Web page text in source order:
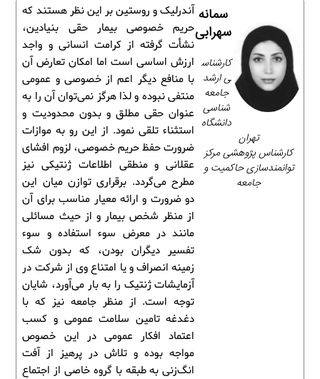
آندرلیک و روستین بر این نظر هستند که
حریم خصوصی بیمار حقی بنیادین،
نشأت گرفته از کرامت انسانی و واجد
ارزش اساسی است اما امکان تعارض آن
با منافع دیگر اعم از خصوصی و عمومی
منتفی نبوده و لذا هرگز نمی‌توان آن را به
عنوان حقی مطلق و بدون محدودیت و
استثناء تلقی نمود. از این رو به موازات
ضرورت حفظ حریم خصوصی، لزوم افشای
عقلانی و منطقی اطلاعات ژنتیکی نیز
مطرح می‌گردد. برقراری توازن میان این
دو ضرورت و ارائه معیار مناسب برای آن
از منظر شخص بیمار و از حیث مسائلی
مانند در معرض سوء استفاده و سوء
تفسیر دیگران بودن، که بدون شک
زمینه انصراف و یا امتناع وی از شرکت در
آزمایشات ژنتیک را به بار می‌آورد، شایان
توجه است. از منظر جامعه نیز که با
دغدغه تامین سلامت عمومی و کسب
اعتماد افکار عمومی در این خصوص
مواجه بوده و تلاش در پرهیز از آفت
انگ‌زنی به طبقه با گروه خاصی از اجتماع
سمانه
سهرابی
کارشناس
ی ارشد
جامعه‌
شناسی
دانشگاه
تهران
کارشناس پژوهشی مرکز
توانمندسازی حاکمیت و
جامعه